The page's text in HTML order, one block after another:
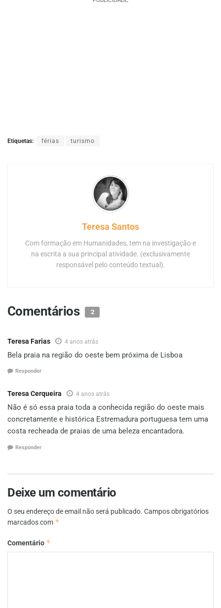
Etiquetas: férias turismo
Teresa Santos
Com formação em Humanidades, tem na investigação e
na escrita a sua principal atividade. (exclusivamente
responsável pelo conteúdo textual).
Comentários 2
Teresa Farias 4 anos atrás
Bela praia na região do oeste bem próxima de Lisboa
Responder
Teresa Cerqueira 4 anos atrás
Não é só essa praia toda a conhecida região do oeste mais
concretamente e histórica Estremadura portuguesa tem uma
costa recheada de praias de uma beleza encantadora.
Responder
Deixe um comentário
O seu endereço de email não será publicado. Campos obrigatórios
marcados com *
Comentário *